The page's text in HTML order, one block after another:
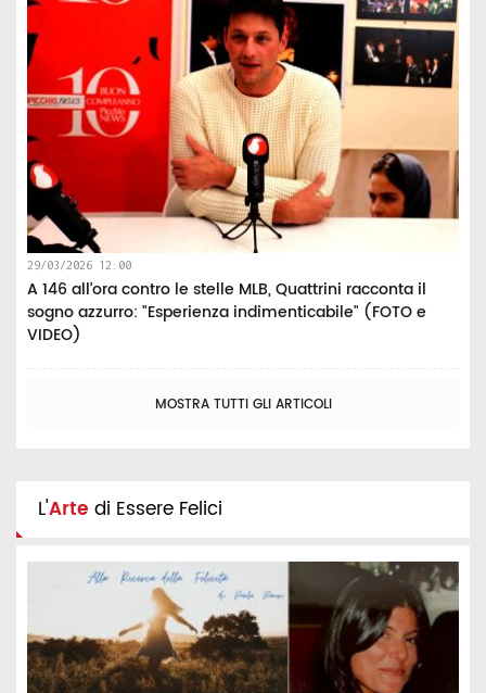
29/03/2026 12:00
A 146 all’ora contro le stelle MLB, Quattrini racconta il
sogno azzurro: "Esperienza indimenticabile" (FOTO e
VIDEO)
MOSTRA TUTTI GLI ARTICOLI
L'Arte di Essere Felici